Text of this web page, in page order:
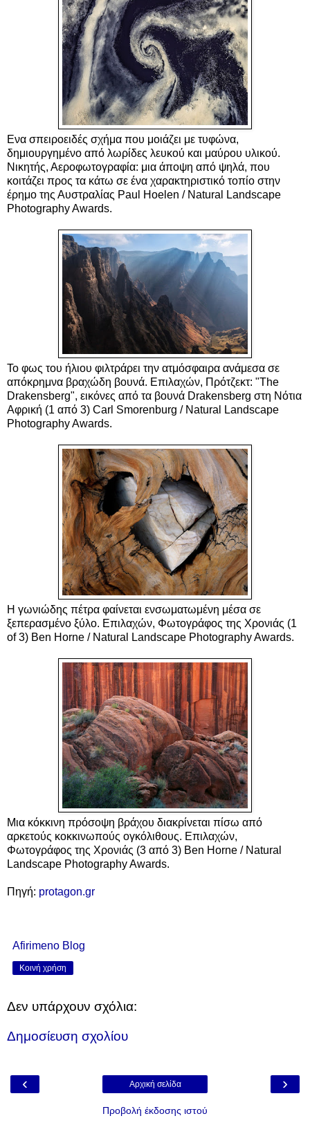
Ενα σπειροειδές σχήμα που μοιάζει με τυφώνα,
δημιουργημένο από λωρίδες λευκού και μαύρου υλικού.
Νικητής, Αεροφωτογραφία: μια άποψη από ψηλά, που
κοιτάζει προς τα κάτω σε ένα χαρακτηριστικό τοπίο στην
έρημο της Αυστραλίας Paul Hoelen / Natural Landscape
Photography Awards.
Το φως του ήλιου φιλτράρει την ατμόσφαιρα ανάμεσα σε
απόκρημνα βραχώδη βουνά. Επιλαχών, Πρότζεκτ: "The
Drakensberg", εικόνες από τα βουνά Drakensberg στη Νότια
Αφρική (1 από 3) Carl Smorenburg / Natural Landscape
Photography Awards.
Η γωνιώδης πέτρα φαίνεται ενσωματωμένη μέσα σε
ξεπερασμένο ξύλο. Επιλαχών, Φωτογράφος της Χρονιάς (1
of 3) Ben Horne / Natural Landscape Photography Awards.
Μια κόκκινη πρόσοψη βράχου διακρίνεται πίσω από
αρκετούς κοκκινωπούς ογκόλιθους. Επιλαχών,
Φωτογράφος της Χρονιάς (3 από 3) Ben Horne / Natural
Landscape Photography Awards.
Πηγή: protagon.gr
Afirimeno Blog
Κοινή χρήση
Δεν υπάρχουν σχόλια:
Δημοσίευση σχολίου
‹ ›
Αρχική σελίδα
Προβολή έκδοσης ιστού